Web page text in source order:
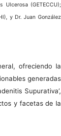
(GETECCU);
y Dr. Juan González
ofreciendo la
generadas
Supurativa’,
y facetas de la